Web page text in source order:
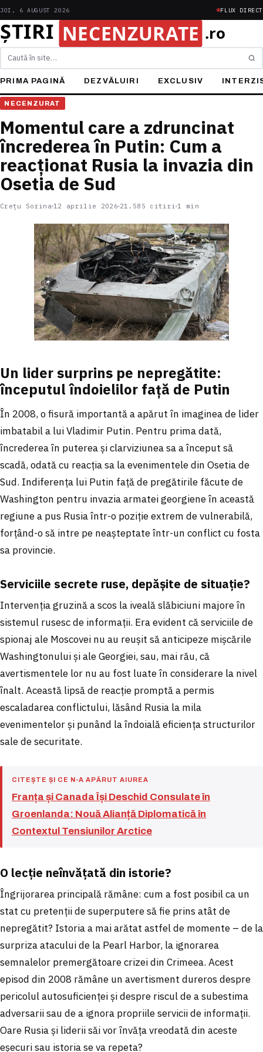
JOI, 6 AUGUST 2026 FLUX DIRECT
Caută
PRIMA PAGINĂ DEZVĂLUIRI EXCLUSIV
NECENZURAT
Momentul care a zdruncinat
încrederea în Putin: Cum a
reacționat Rusia la invazia din
Osetia de Sud
Crețu Sorina 12 aprilie 2026 21.585 citiri 1 min
Un lider surprins pe nepregătite:
începutul îndoielilor față de Putin
În 2008, o fisură importantă a apărut în imaginea de lider
imbatabil a lui Vladimir Putin. Pentru prima dată,
încrederea în puterea și clarviziunea sa a început să
scadă, odată cu reacția sa la evenimentele din Osetia de
Sud. Indiferența lui Putin față de pregătirile făcute de
Washington pentru invazia armatei georgiene în această
regiune a pus Rusia într-o poziție extrem de vulnerabilă,
forțând-o să intre pe neașteptate într-un conflict cu fosta
sa provincie.
Serviciile secrete ruse, depășite de situație?
Intervenția gruzină a scos la iveală slăbiciuni majore în
sistemul rusesc de informații. Era evident că serviciile de
spionaj ale Moscovei nu au reușit să anticipeze mișcările
Washingtonului și ale Georgiei, sau, mai rău, că
avertismentele lor nu au fost luate în considerare la nivel
înalt. Această lipsă de reacție promptă a permis
escaladarea conflictului, lăsând Rusia la mila
evenimentelor și punând la îndoială eficiența structurilor
sale de securitate.
CITEȘTE ȘI CE N-A APĂRUT AIUREA
Franța și Canada Își Deschid Consulate în
Groenlanda: Nouă Alianță Diplomatică în
Contextul Tensiunilor Arctice
O lecție neînvățată din istorie?
Îngrijorarea principală rămâne: cum a fost posibil ca un
stat cu pretenții de superputere să fie prins atât de
nepregătit? Istoria a mai arătat astfel de momente – de la
surpriza atacului de la Pearl Harbor, la ignorarea
semnalelor premergătoare crizei din Crimeea. Acest
episod din 2008 rămâne un avertisment dureros despre
pericolul autosuficienței și despre riscul de a subestima
adversarii sau de a ignora propriile servicii de informații.
Oare Rusia și liderii săi vor învăța vreodată din aceste
eșecuri sau istoria se va repeta?